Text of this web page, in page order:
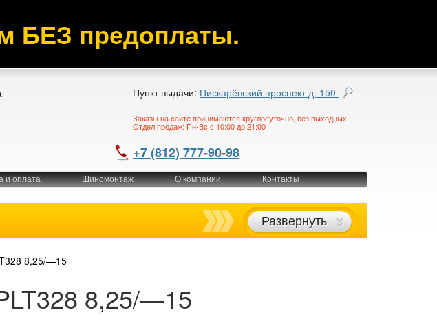
БЕЗ предоплаты.
Пункт выдачи: Пискарёвский проспект д. 150
Заказы на сайте принимаются круглосуточно, без выходных.
Отдел продаж: Пн-Вс с 10:00 до 21:00
+7 (812) 777-90-98
и оплата Шиномонтаж О компании Контакты
Развернуть
8,25/—15
8,25/—15